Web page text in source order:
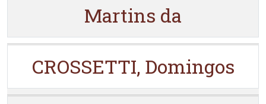
Martins da
CROSSETTI, Domingos